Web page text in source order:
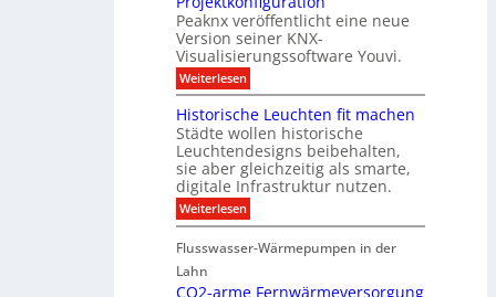
l
y
s
e
d
i
r
e
k
t
i
n
d
e
r
n
r
o
l
l
e
r
m
t
K
N
X
-
I
n
t
g
a
u
e
r
u
n
g
f
ü
r
S
o
n
n
e
n
c
Peaknx veröffentlicht eine neue
Version seiner KNX-
Visualisierungssoftware Youvi.
Weiterlesen:
V
s
u
a
l
i
s
i
e
r
g
Historische Leuchten fit machen
Städte wollen historische
Leuchtendesigns beibehalten,
sie aber gleichzeitig als smarte,
digitale Infrastruktur nutzen.
Weiterlesen:
H
s
Flusswasser-Wärmepumpen in der
Lahn
CO2-arme Fernwärmeversorgung